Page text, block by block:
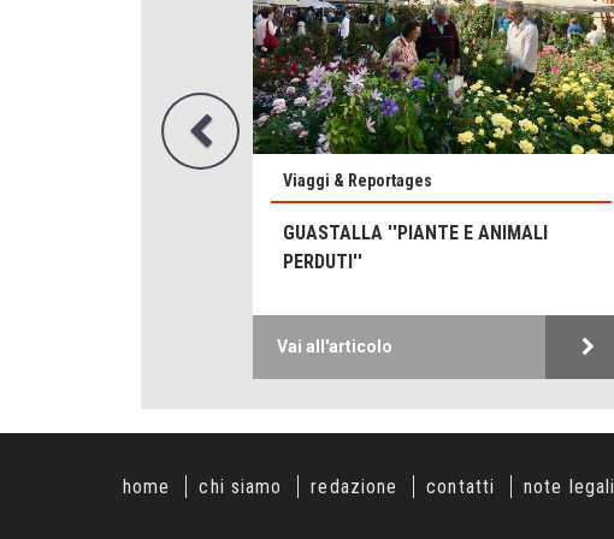
Viaggi & Reportages
GUASTALLA ''PIANTE E ANIMALI
PERDUTI''
Vai all'articolo
home chi siamo redazione contatti note legali